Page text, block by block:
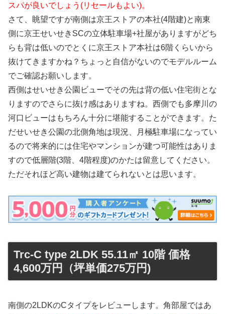
スパが良いでしょう(リセールもよい)。
さて、眺望ですが南側は京王ストアの本社(4階建)と南東
側に京王せいせきSCの立体駐車場+社屋がありますがどち
らも背は低いのでとくに京王ストア本社は6階くらいから
抜けてきますかね？ちょっと自信がないのでモデルルーム
でご確認お願いします。
西側はせいせき公園ビューでその先は背の低い住宅街とな
りますのでさらに抜け感はありますね。西側でも多摩川の
河口ビューはもちろん十分に堪能することができます。た
だせいせき公園の北側角地は現況、月極駐車場になってい
るので将来的には住宅やマンションが建つ可能性はありま
すので低層階(3階、4階程度)のかたは留意してください。
ただそれほど高い建物は建てられないとは思います。
Trc-C type 2LDK 55.11㎡ 10階 価格
4,600万円（坪単価275万円)
南側の2LDKのCタイプをレビューします。角部屋ではあ